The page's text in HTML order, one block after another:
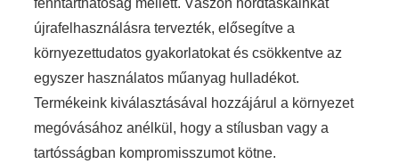
fenntarthatóság mellett. Vászon hordtáskáinkat
újrafelhasználásra tervezték, elősegítve a
környezettudatos gyakorlatokat és csökkentve az
egyszer használatos műanyag hulladékot.
Termékeink kiválasztásával hozzájárul a környezet
megóvásához anélkül, hogy a stílusban vagy a
tartósságban kompromisszumot kötne.